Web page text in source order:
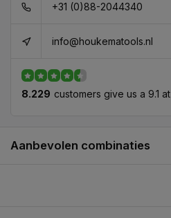
+31 (0)88-2044340
info@houkematools.nl
8.229 customers give us a 9.1 at
Aanbevolen combinaties